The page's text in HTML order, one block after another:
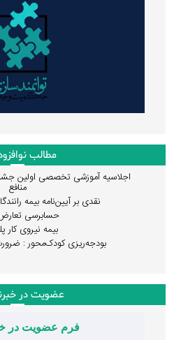
مطالب
اجلاسیه آموزشی تخصصی اولین
منافع
نقدی بر آیین‌نامه بیمه
حسابرسی
بیمه نیروی کار
بودجه‌ریزی کودک‌محور :
عضویت در
فرم عضویت در